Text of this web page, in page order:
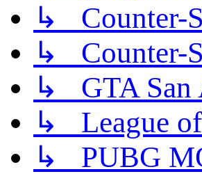
↳ Counter-
↳ Counter-
↳ GTA San
↳ League of
↳ PUBG